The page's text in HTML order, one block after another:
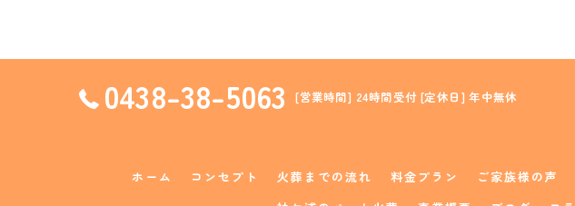
0438-38-5063 [営業時間] 24時間受付 [定休日] 年中無休
ホーム コンセプト 火葬までの流れ 料金プラン ご家族様の声